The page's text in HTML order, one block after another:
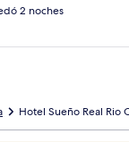
2 noches
Hotel Sueño Real Rio